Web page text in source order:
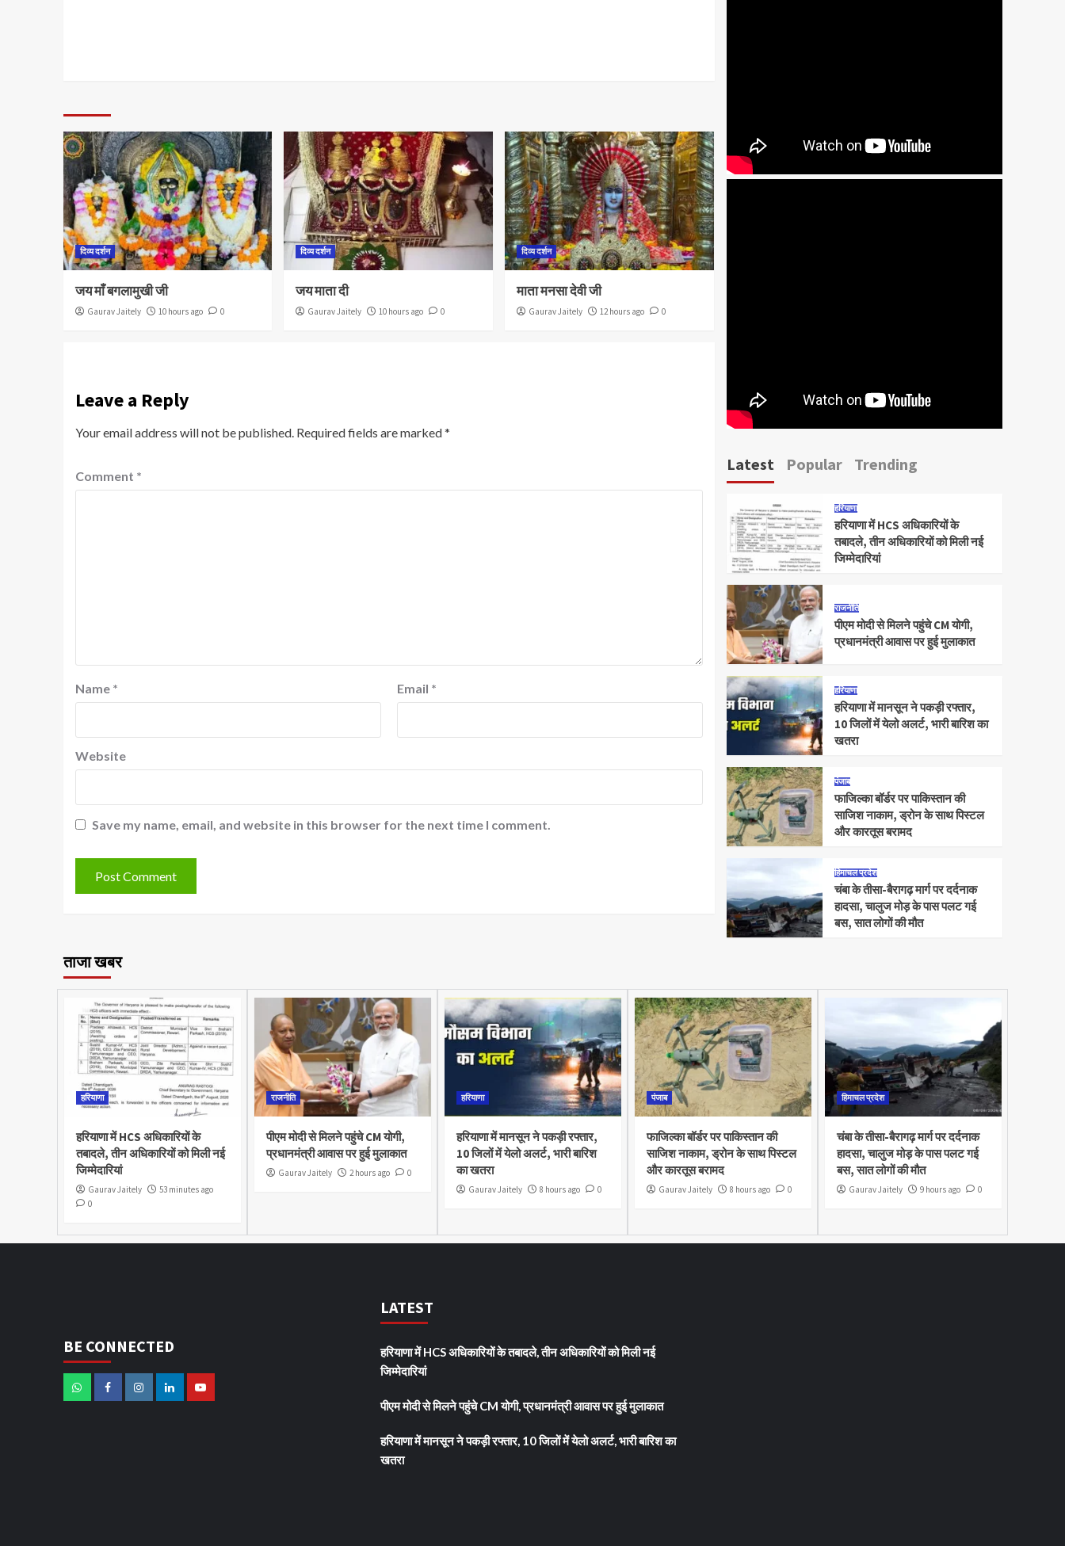
दिव्य दर्शन
जय माँ बगलामुखी जी
Gaurav Jaitely 10 hours ago 0
दिव्य दर्शन
जय माता दी
Gaurav Jaitely 10 hours ago 0
दिव्य दर्शन
माता मनसा देवी जी
Gaurav Jaitely 12 hours ago 0
Leave a Reply
Your email address will not be published. Required fields are marked*
Comment *
Name * Email *
Website
Save my name, email, and website in this browser for the next time I comment.
Latest Popular Trending
हरियाणा
हरियाणा में HCS अधिकारियों के
तबादले, तीन अधिकारियों को मिली नई
जिम्मेदारियां
राजनीति
पीएम मोदी से मिलने पहुंचे CM योगी,
प्रधानमंत्री आवास पर हुई मुलाकात
हरियाणा
हरियाणा में मानसून ने पकड़ी रफ्तार,
10 जिलों में येलो अलर्ट, भारी बारिश का
खतरा
पंजाब
फाजिल्का बॉर्डर पर पाकिस्तान की
साजिश नाकाम, ड्रोन के साथ पिस्टल
और कारतूस बरामद
हिमाचल प्रदेश
चंबा के तीसा-बैरागढ़ मार्ग पर दर्दनाक
हादसा, चालुज मोड़ के पास पलट गई
बस, सात लोगों की मौत
ताजा खबर
हरियाणा
हरियाणा में HCS अधिकारियों के
तबादले, तीन अधिकारियों को मिली नई
जिम्मेदारियां
Gaurav Jaitely
53 minutes ago
0
राजनीति
पीएम मोदी से मिलने पहुंचे CM योगी,
प्रधानमंत्री आवास पर हुई मुलाकात
Gaurav Jaitely 2 hours ago 0
हरियाणा
हरियाणा में मानसून ने पकड़ी रफ्तार,
10 जिलों में येलो अलर्ट, भारी बारिश
का खतरा
Gaurav Jaitely 8 hours ago 0
पंजाब
फाजिल्का बॉर्डर पर पाकिस्तान की
साजिश नाकाम, ड्रोन के साथ पिस्टल
और कारतूस बरामद
Gaurav Jaitely 8 hours ago 0
हिमाचल प्रदेश
चंबा के तीसा-बैरागढ़ मार्ग पर दर्दनाक
हादसा, चालुज मोड़ के पास पलट गई
बस, सात लोगों की मौत
Gaurav Jaitely 9 hours ago 0
BE CONNECTED
LATEST
हरियाणा में HCS अधिकारियों के तबादले, तीन अधिकारियों को मिली नई
जिम्मेदारियां
पीएम मोदी से मिलने पहुंचे CM योगी, प्रधानमंत्री आवास पर हुई मुलाकात
हरियाणा में मानसून ने पकड़ी रफ्तार, 10 जिलों में येलो अलर्ट, भारी बारिश का
खतरा